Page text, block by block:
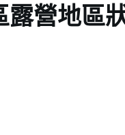
露營地區